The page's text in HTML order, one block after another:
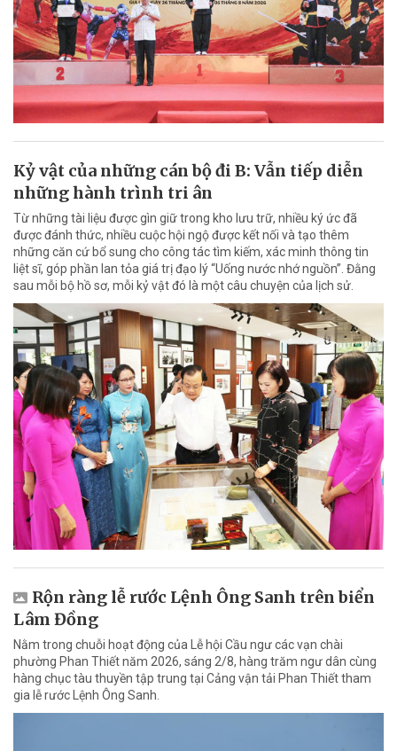
Kỷ vật của những cán bộ đi B: Vẫn tiếp diễn
những hành trình tri ân
Từ những tài liệu được gìn giữ trong kho lưu trữ, nhiều ký ức đã
được đánh thức, nhiều cuộc hội ngộ được kết nối và tạo thêm
những căn cứ bổ sung cho công tác tìm kiếm, xác minh thông tin
liệt sĩ, góp phần lan tỏa giá trị đạo lý “Uống nước nhớ nguồn”. Đằng
sau mỗi bộ hồ sơ, mỗi kỷ vật đó là một câu chuyện của lịch sử.
Rộn ràng lễ rước Lệnh Ông Sanh trên biển
Lâm Đồng
Nằm trong chuỗi hoạt động của Lễ hội Cầu ngư các vạn chài
phường Phan Thiết năm 2026, sáng 2/8, hàng trăm ngư dân cùng
hàng chục tàu thuyền tập trung tại Cảng vận tải Phan Thiết tham
gia lễ rước Lệnh Ông Sanh.